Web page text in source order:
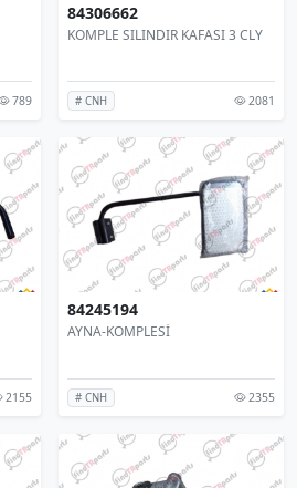
789
84306662
KOMPLE SILINDIR KAFASI 3 CLY
# CNH 2081
2155
84245194
AYNA-KOMPLESİ
# CNH 2355